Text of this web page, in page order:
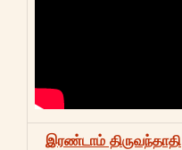
இரண்டாம் திருவந்தாதி